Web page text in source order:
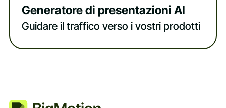
Generatore di presentazioni AI
Guidare il traffico verso i vostri prodotti